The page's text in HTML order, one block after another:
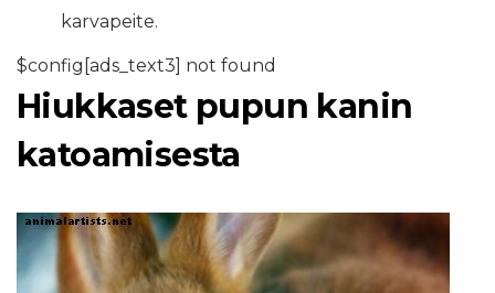
karvapeite.
$config[ads_text3] not found
Hiukkaset pupun kanin
katoamisesta